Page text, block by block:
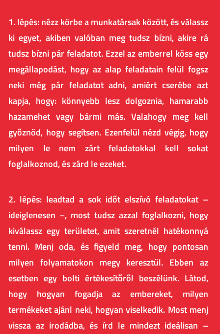
1. lépés: nézz körbe a munkatársak között, és válassz
ki egyet, akiben valóban meg tudsz bízni, akire rá
tudsz bízni pár feladatot. Ezzel az emberrel köss egy
megállapodást, hogy az alap feladatain felül fogsz
neki még pár feladatot adni, amiért cserébe azt
kapja, hogy: könnyebb lesz dolgoznia, hamarabb
hazamehet vagy bármi más. Valahogy meg kell
győznöd, hogy segítsen. Ezenfelül nézd végig, hogy
milyen le nem zárt feladatokkal kell sokat
foglalkoznod, és zárd le ezeket.
2. lépés: leadtad a sok időt elszívó feladatokat –
ideiglenesen –, most tudsz azzal foglalkozni, hogy
kiválassz egy területet, amit szeretnél hatékonnyá
tenni. Menj oda, és figyeld meg, hogy pontosan
milyen folyamatokon megy keresztül. Ebben az
esetben egy bolti értékesítőről beszélünk. Látod,
hogy hogyan fogadja az embereket, milyen
termékeket ajánl neki, hogyan viselkedik. Most menj
vissza az irodádba, és írd le mindezt ideálisan –